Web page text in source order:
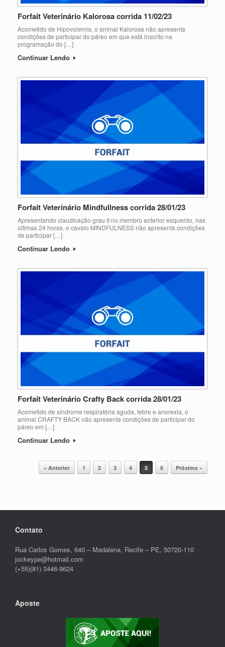
Forfait Veterinário Kalorosa corrida 11/02/23
Acometido de Hipovolemia, o animal Kalorosa não apresenta
condições de participar do páreo em que está inscrito na
programação do […]
Continuar Lendo
Forfait Veterinário Mindfullness corrida 28/01/23
Apresentando claudicação grau II no membro anterior esquerdo, nas
últimas 24 horas, o cavalo MINDFULNESS não apresenta condições
de participar […]
Continuar Lendo
Forfait Veterinário Crafty Back corrida 28/01/23
Acometido de síndrome respiratória aguda, febre e anorexia, o
animal CRAFTY BACK não apresenta condições de participar do
páreo em […]
Continuar Lendo
Post navigation
« Anterior 1 2 3 4 5 6 Próximo »
Contato
Rua Carlos Gomes, 640 – Madalena, Recife – PE, 50720-110
jockeype@hotmail.com
(+55)(81) 3446-9624
Aposte